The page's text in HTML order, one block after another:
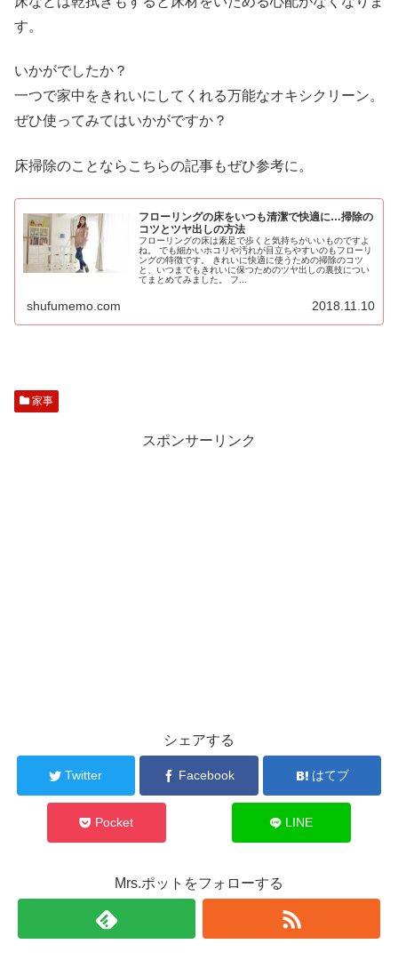
す。
いかがでしたか？
一つで家中をきれいにしてくれる万能なオキシクリーン。
ぜひ使ってみてはいかがですか？
床掃除のことならこちらの記事もぜひ参考に。
フローリングの床をいつも清潔で快適に…掃除の
コツとツヤ出しの方法
フローリングの床は素足で歩くと気持ちがいいものですよ
ね。 でも細かいホコリや汚れが目立ちやすいのもフローリ
ングの特徴です。 きれいに快適に使うための掃除のコツ
と、いつまでもきれいに保つためのツヤ出しの裏技につい
てまとめてみました。 フ...
shufumemo.com 2018.11.10
家事
スポンサーリンク
シェアする
Twitter Facebook はてブ
Pocket LINE
Mrs.ポットをフォローする